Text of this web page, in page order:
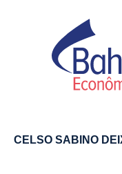
CELSO SABINO